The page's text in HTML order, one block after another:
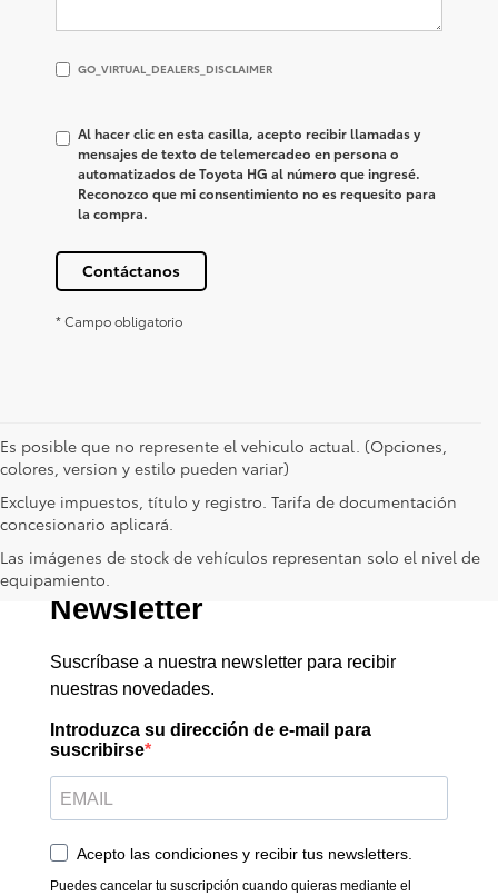
GO_VIRTUAL_DEALERS_DISCLAIMER
GO_VIRTUAL_DEALERS_DISCLAIMER
Al hacer clic en esta casilla, acepto recibir llamadas y
mensajes de texto de telemercadeo en persona o
automatizados de Toyota HG al número que ingresé.
Reconozco que mi consentimiento no es requesito para
la compra.
Contáctanos
* Campo obligatorio
Es posible que no represente el vehiculo actual. (Opciones,
colores, version y estilo pueden variar)
Excluye impuestos, título y registro. Tarifa de documentación
concesionario aplicará.
Las imágenes de stock de vehículos representan solo el nivel de
equipamiento.